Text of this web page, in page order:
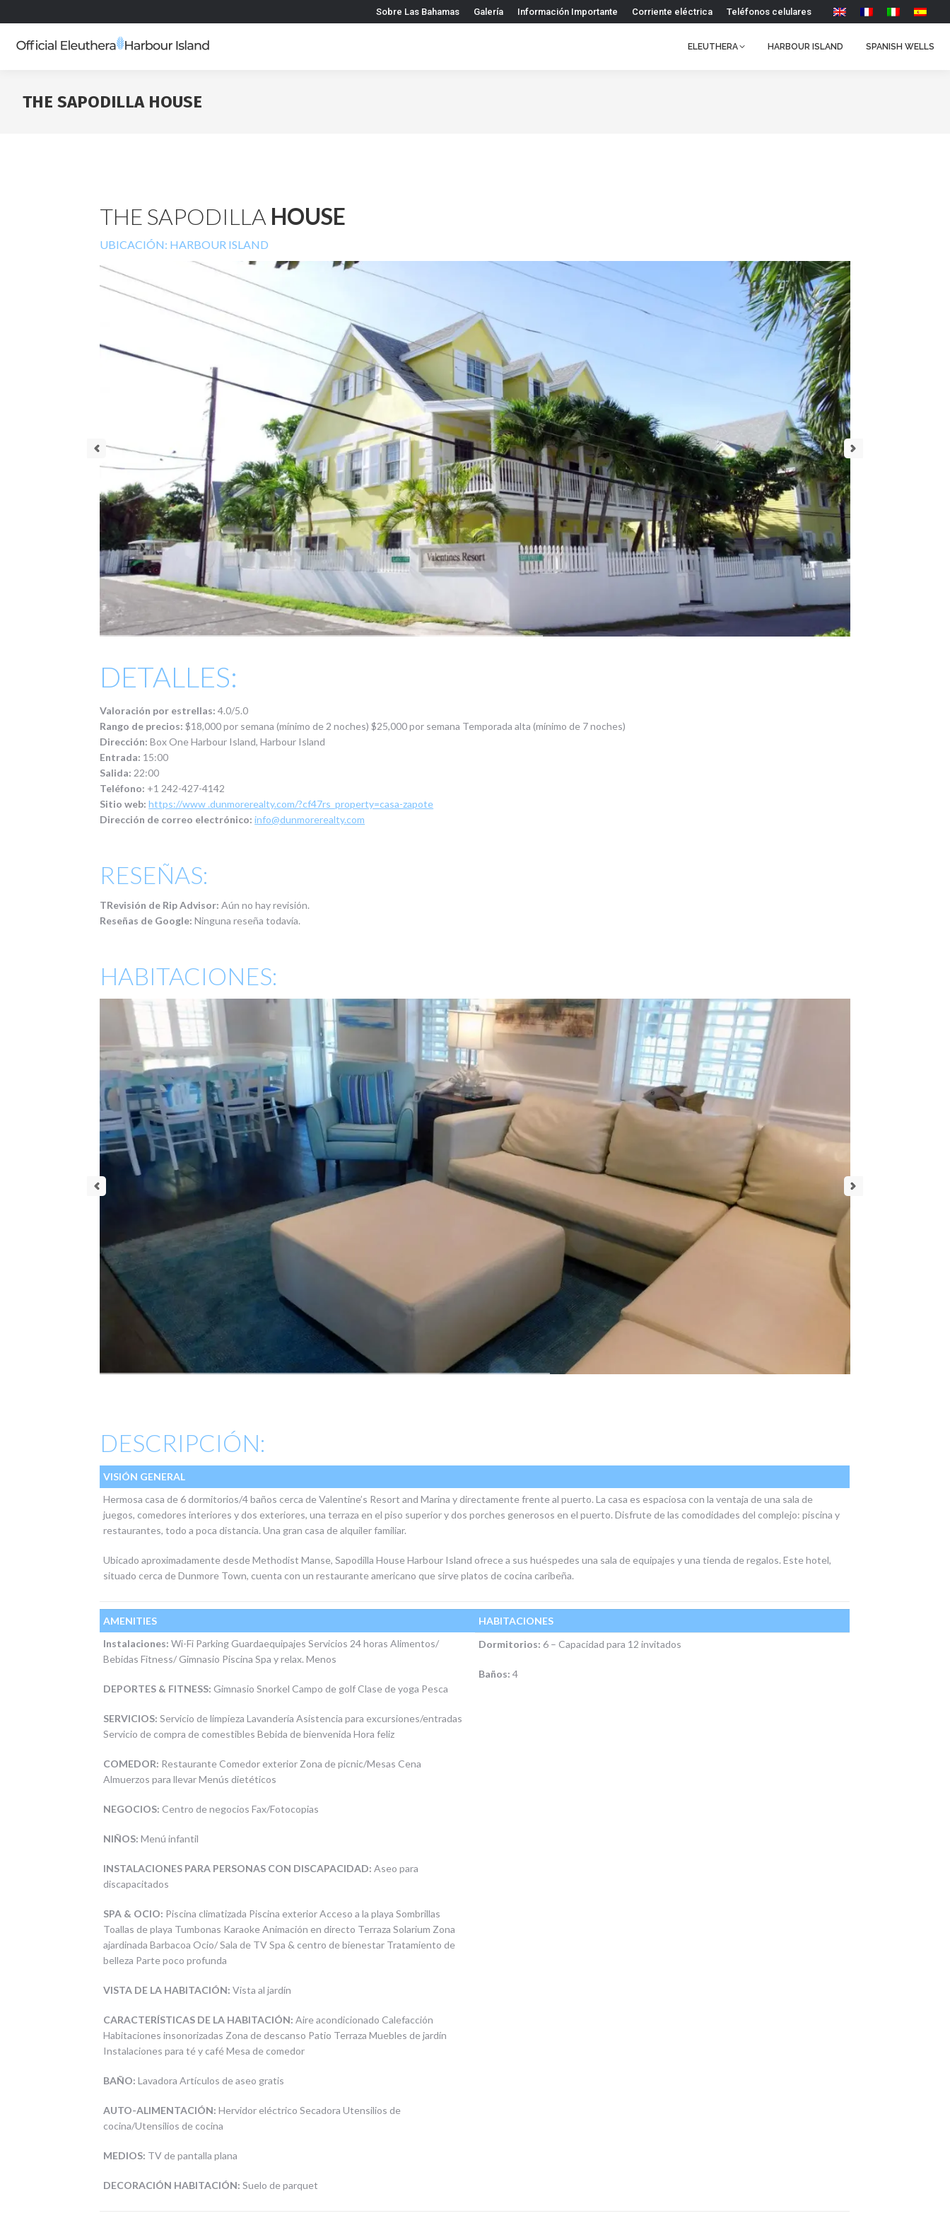
Sobre Las Bahamas Galería Información Importante Corriente eléctrica Teléfonos celulares
ELEUTHERA HARBOUR ISLAND SPANISH WELLS
THE SAPODILLA HOUSE
THE SAPODILLA HOUSE
UBICACIÓN: HARBOUR ISLAND
DETALLES:
Valoración por estrellas:4.0/5.0
Rango de precios:$18,000 por semana (mínimo de 2 noches) $25,000 por semana Temporada alta (mínimo de 7 noches)
Dirección:Box One Harbour Island, Harbour Island
Entrada: 15:00
Salida: 22:00
Teléfono: +1 242-427-4142
Sitio web:https://www .dunmorerealty.com/?cf47rs_property=casa-zapote
Dirección de correo electrónico:info@dunmorerealty.com
RESEÑAS:
TRevisión de Rip Advisor: Aún no hay revisión.
Reseñas de Google:Ninguna reseña todavía.
HABITACIONES:
DESCRIPCIÓN:
VISIÓN GENERAL
Hermosa casa de 6 dormitorios/4 baños cerca de Valentine’s Resort and Marina y directamente frente al puerto. La casa es espaciosa con la ventaja de una sala de
juegos, comedores interiores y dos exteriores, una terraza en el piso superior y dos porches generosos en el puerto. Disfrute de las comodidades del complejo: piscina y
restaurantes, todo a poca distancia. Una gran casa de alquiler familiar.
Ubicado aproximadamente desde Methodist Manse, Sapodilla House Harbour Island ofrece a sus huéspedes una sala de equipajes y una tienda de regalos. Este hotel,
situado cerca de Dunmore Town, cuenta con un restaurante americano que sirve platos de cocina caribeña.
AMENITIES
HABITACIONES
Instalaciones:Wi-Fi Parking Guardaequipajes Servicios 24 horas Alimentos/
Bebidas Fitness/ Gimnasio Piscina Spa y relax. Menos
DEPORTES & FITNESS: Gimnasio Snorkel Campo de golf Clase de yoga Pesca
SERVICIOS: Servicio de limpieza Lavandería Asistencia para excursiones/entradas
Servicio de compra de comestibles Bebida de bienvenida Hora feliz
COMEDOR: Restaurante Comedor exterior Zona de picnic/Mesas Cena
Almuerzos para llevar Menús dietéticos
NEGOCIOS: Centro de negocios Fax/Fotocopias
NIÑOS: Menú infantil
INSTALACIONES PARA PERSONAS CON DISCAPACIDAD: Aseo para
discapacitados
SPA & OCIO: Piscina climatizada Piscina exterior Acceso a la playa Sombrillas
Toallas de playa Tumbonas Karaoke Animación en directo Terraza Solarium Zona
ajardinada Barbacoa Ocio/ Sala de TV Spa & centro de bienestar Tratamiento de
belleza Parte poco profunda
VISTA DE LA HABITACIÓN: Vista al jardín
CARACTERÍSTICAS DE LA HABITACIÓN: Aire acondicionado Calefacción
Habitaciones insonorizadas Zona de descanso Patio Terraza Muebles de jardín
Instalaciones para té y café Mesa de comedor
BAÑO: Lavadora Artículos de aseo gratis
AUTO-ALIMENTACIÓN: Hervidor eléctrico Secadora Utensilios de
cocina/Utensilios de cocina
MEDIOS: TV de pantalla plana
DECORACIÓN HABITACIÓN: Suelo de parquet
Dormitorios: 6 – Capacidad para 12 invitados
Baños: 4